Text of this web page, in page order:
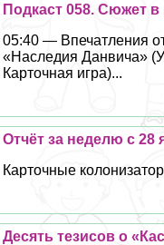
Подкаст 058. Сюжет
05:40 — Впечатления
«Наследия Данвича»
Карточная игра)...
Отчёт за неделю с 28
Карточные
Десять тезисов о